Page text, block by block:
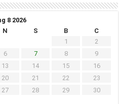
8 2026
N S B
C
1
2
6 7 8
9
13 14 15
16
20 21 22
23
27 28 29
30